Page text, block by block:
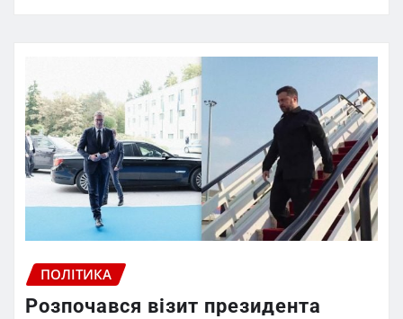
ПОЛІТИКА
Розпочався візит президента